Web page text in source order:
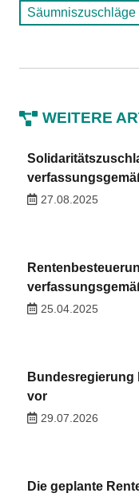
Säumniszuschläge
WEITERE
27.08.2025
25.04.2025
Bundesregierung
vor
29.07.2026
Die geplante